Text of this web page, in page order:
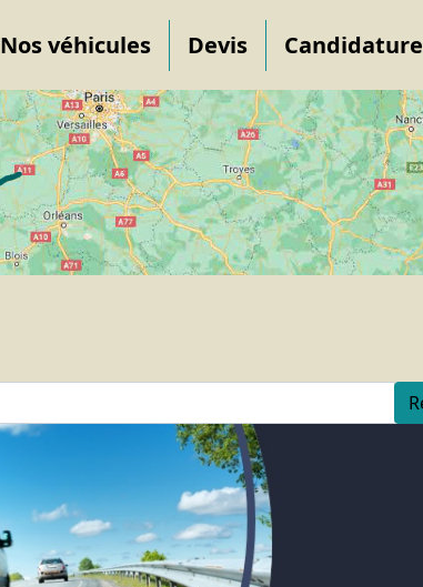
Nos véhicules Devis Candidature